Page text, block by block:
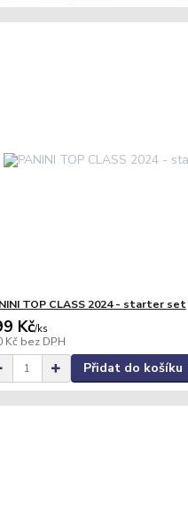
TOP CLASS 2024 - starter set
Kč/ks
Kč bez DPH
Přidat do košíku